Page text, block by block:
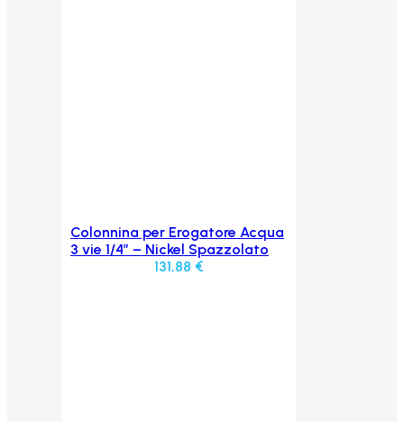
Aggiungi al carrello
Colonnina per Erogatore Acqua
3 vie 1/4” – Nickel Spazzolato
131,88 €